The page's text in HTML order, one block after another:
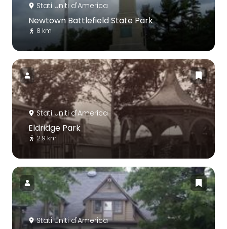
Stati Uniti d'America
Newtown Battlefield State Park
8 km
Stati Uniti d'America
Eldridge Park
2.9 km
Stati Uniti d'America